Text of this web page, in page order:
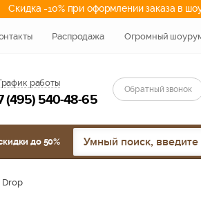
Скидка -10% при оформлении заказа в
Распродажа Огромный
работы
(495) 540-48-65
Обратный звонок
до 50%
Drop